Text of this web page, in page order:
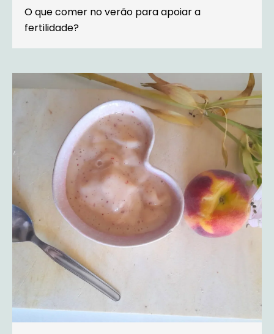
O que comer no verão para apoiar a
fertilidade?